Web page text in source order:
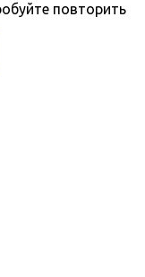
повторить